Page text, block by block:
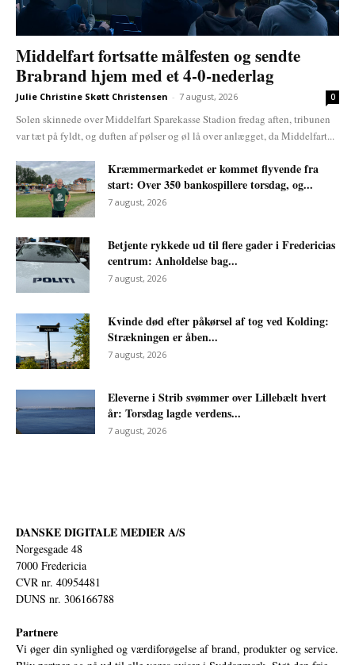
Middelfart fortsatte målfesten og sendte
Brabrand hjem med et 4-0-nederlag
Julie Christine Skøtt Christensen - 7 august, 2026 0
Solen skinnede over Middelfart Sparekasse Stadion fredag aften, tribunen
var tæt på fyldt, og duften af pølser og øl lå over anlægget, da Middelfart...
Kræmmermarkedet er kommet flyvende fra
start: Over 350 bankospillere torsdag, og...
7 august, 2026
Betjente rykkede ud til flere gader i Fredericias
centrum: Anholdelse bag...
7 august, 2026
Kvinde død efter påkørsel af tog ved Kolding:
Strækningen er åben...
7 august, 2026
Eleverne i Strib svømmer over Lillebælt hvert
år: Torsdag lagde verdens...
7 august, 2026
DANSKE DIGITALE MEDIER A/S
Norgesgade 48
7000 Fredericia
CVR nr. 40954481
DUNS nr. 306166788
Partnere
Vi øger din synlighed og værdiforøgelse af brand, produkter og service.